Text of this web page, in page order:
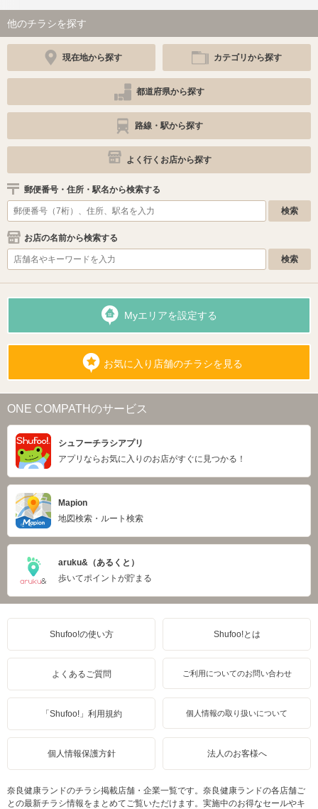
他のチラシを探す
現在地から探す カテゴリから探す
都道府県から探す
路線・駅から探す
よく行くお店から探す
郵便番号・住所・駅名から検索する
お店の名前から検索する
Myエリアを設定する
お気に入り店舗のチラシを見る
ONE COMPATHのサービス
シュフーチラシアプリ
アプリならお気に入りのお店がすぐに見つかる！
Mapion
地図検索・ルート検索
aruku&（あるくと）
歩いてポイントが貯まる
Shufoo!の使い方 Shufoo!とは
よくあるご質問 ご利用についてのお問い合わせ
「Shufoo!」利用規約 個人情報の取り扱いについて
個人情報保護方針 法人のお客様へ
奈良健康ランドのチラシ掲載店舗・企業一覧です。奈良健康ランドの各店舗ご
との最新チラシ情報をまとめてご覧いただけます。実施中のお得なセールやキ